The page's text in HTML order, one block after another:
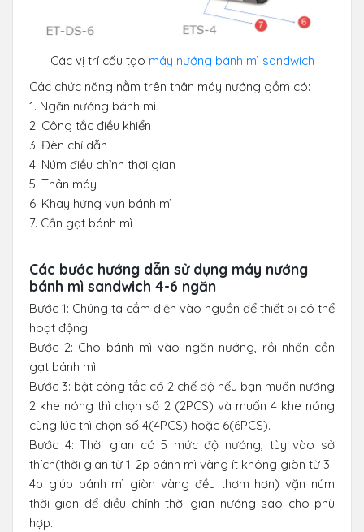
Các vị trí cấu tạo máy nướng bánh mì sandwich
Các chức năng nằm trên thân máy nướng gồm có:
1. Ngăn nướng bánh mì
2. Công tắc điều khiển
3. Đèn chỉ dẫn
4. Núm điều chỉnh thời gian
5. Thân máy
6. Khay hứng vụn bánh mì
7. Cần gạt bánh mì
Các bước hướng dẫn sử dụng máy nướng
bánh mì sandwich 4-6 ngăn
Bước 1: Chúng ta cắm điện vào nguồn để thiết bị có thể
hoạt động.
Bước 2: Cho bánh mì vào ngăn nướng, rồi nhấn cần
gạt bánh mì.
Bước 3: bật công tắc có 2 chế độ nếu bạn muốn nướng
2 khe nóng thì chọn số 2 (2PCS) và muốn 4 khe nóng
cùng lúc thì chọn số 4(4PCS) hoặc 6(6PCS).
Bước 4: Thời gian có 5 mức độ nướng, tùy vào sở
thích(thời gian từ 1-2p bánh mì vàng ít không giòn từ 3-
4p giúp bánh mì giòn vàng đều thơm hơn) vặn núm
thời gian để điều chỉnh thời gian nướng sao cho phù
hợp.